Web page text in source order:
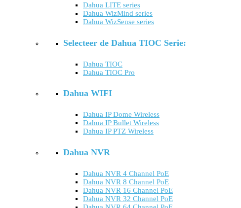
Dahua LITE series
Dahua WizMind series
Dahua WizSense series
Selecteer de Dahua TIOC Serie:
Dahua TIOC
Dahua TIOC Pro
Dahua WIFI
Dahua IP Dome Wireless
Dahua IP Bullet Wireless
Dahua IP PTZ Wireless
Dahua NVR
Dahua NVR 4 Channel PoE
Dahua NVR 8 Channel PoE
Dahua NVR 16 Channel PoE
Dahua NVR 32 Channel PoE